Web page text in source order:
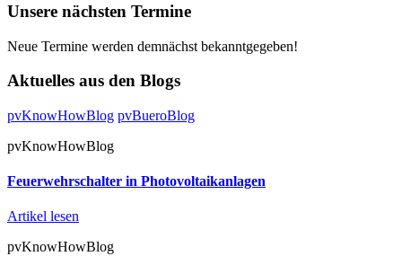
Unsere nächsten Termine
Neue Termine werden demnächst bekanntgegeben!
Aktuelles aus den Blogs
pvKnowHowBlog pvBueroBlog
pvKnowHowBlog
Feuerwehrschalter in Photovoltaikanlagen
Artikel lesen
pvKnowHowBlog